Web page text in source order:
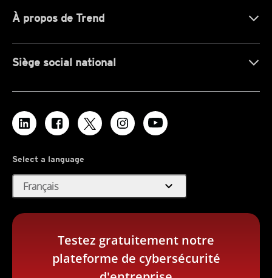
À propos de Trend
Siège social national
Select a language
Français expand_more
Testez gratuitement notre
plateforme de cybersécurité